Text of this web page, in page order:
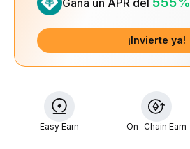
Gana un APR del
¡Invierte ya!
Easy Earn On-Chain Earn